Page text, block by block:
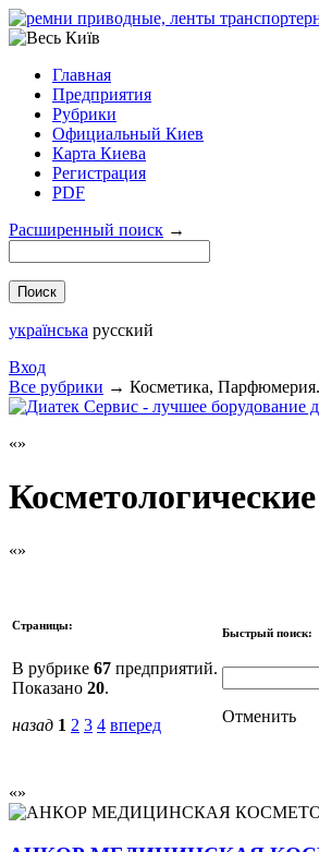
Главная
Предприятия
Рубрики
Официальный Киев
Карта Киева
Регистрация
PDF
Расширенный поиск →
українська русский
Вход
Все рубрики → Косметика,
Страницы:
В рубрике 67 предприятий.
Показано 20.
назад 1 2 3 4 вперед
Быстрый поиск:
Отменить